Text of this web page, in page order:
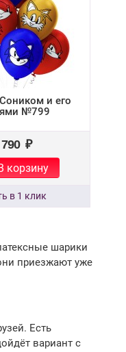
и его
№799
₽
корзину
шарики
приезжают уже
Есть
вариант с